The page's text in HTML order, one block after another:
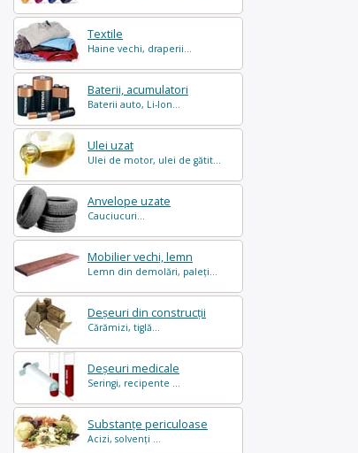
Textile
Haine vechi, draperii...
Baterii, acumulatori
Baterii auto, Li-Ion...
Ulei uzat
Ulei de motor, ulei de gătit...
Anvelope uzate
Cauciucuri...
Mobilier vechi, lemn
Lemn din demolări, paleți...
Deșeuri din construcții
Cărămizi, tiglă...
Deșeuri medicale
Seringi, recipente ...
Substanțe periculoase
Acizi, solvenți ...